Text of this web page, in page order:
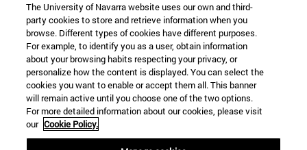
The University of Navarra website uses our own and third-
party cookies to store and retrieve information when you
browse. Different types of cookies have different purposes.
For example, to identify you as a user, obtain information
about your browsing habits respecting your privacy, or
personalize how the content is displayed. You can select the
cookies you want to enable or accept them all. This banner
will remain active until you choose one of the two options.
For more detailed information about our cookies, please visit
our Cookie Policy.